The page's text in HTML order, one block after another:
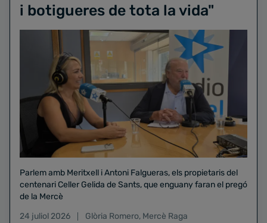
i botigueres de tota la vida"
Parlem amb Meritxell i Antoni Falgueras, els propietaris del
centenari Celler Gelida de Sants, que enguany faran el pregó
de la Mercè
24 juliol 2026
Glòria Romero, Mercè Raga